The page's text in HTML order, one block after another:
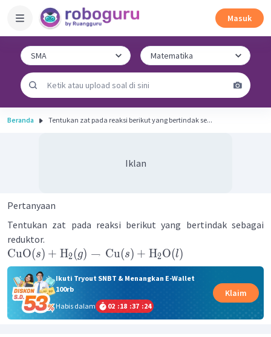
Masuk
Beranda Tentukan zat pada reaksi berikut yang bertindak se...
Iklan
Pertanyaan
Tentukan zat pada reaksi berikut yang bertindak sebagai
reduktor.
CuO(s) + H2(g) → Cu(s) + H2O(l)
Ikuti Tryout SNBT & Menangkan E-Wallet
100rb
Habis dalam
02 :18 :37 :24
Klaim